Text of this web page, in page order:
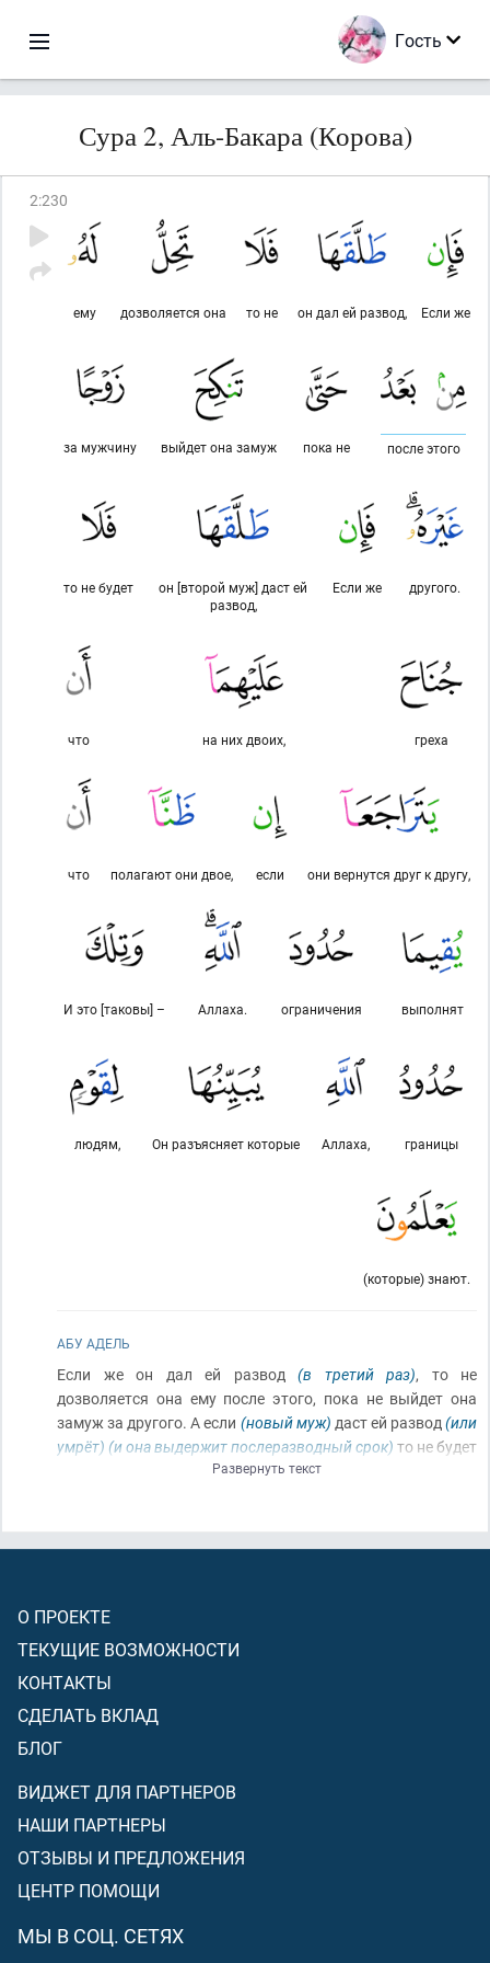
Гость
Сура 2, Аль-Бакара (Корова)
2:230
Если же
он дал ей развод,
то не
дозволяется она
ему
после этого
пока не
выйдет она замуж
за мужчину
другого.
Если же
он [второй муж] даст ей
развод,
то не будет
греха
на них двоих,
что
они вернутся друг к другу,
если
полагают они двое,
что
выполнят
ограничения
Аллаха.
И это [таковы] –
границы
Аллаха,
Он разъясняет которые
людям,
(которые) знают.
АБУ АДЕЛЬ
Если же он дал ей развод (в третий раз), то не
дозволяется она ему после этого, пока не выйдет она
замуж за другого. А если (новый муж) даст ей развод(или
умрёт) (и она выдержит послеразводный срок) то не будет
[на прежнем муже и жене]
Развернуть текст
О ПРОЕКТЕ
ТЕКУЩИЕ ВОЗМОЖНОСТИ
КОНТАКТЫ
СДЕЛАТЬ ВКЛАД
БЛОГ
ВИДЖЕТ ДЛЯ ПАРТНЕРОВ
НАШИ ПАРТНЕРЫ
ОТЗЫВЫ И ПРЕДЛОЖЕНИЯ
ЦЕНТР ПОМОЩИ
МЫ В СОЦ. СЕТЯХ